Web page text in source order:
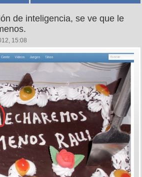
de inteligencia, se ve que le
15:08